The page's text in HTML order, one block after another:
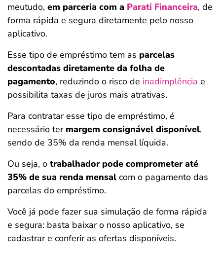
meutudo, em parceria com a Parati Financeira, de
forma rápida e segura diretamente pelo nosso
aplicativo.
Esse tipo de empréstimo tem as parcelas
descontadas diretamente da folha de
pagamento, reduzindo o risco de inadimplência e
possibilita taxas de juros mais atrativas.
Para contratar esse tipo de empréstimo, é
necessário ter margem consignável disponível,
sendo de 35% da renda mensal líquida.
Ou seja, o trabalhador pode comprometer até
35% de sua renda mensal com o pagamento das
parcelas do empréstimo.
Você já pode fazer sua simulação de forma rápida
e segura: basta baixar o nosso aplicativo, se
cadastrar e conferir as ofertas disponíveis.